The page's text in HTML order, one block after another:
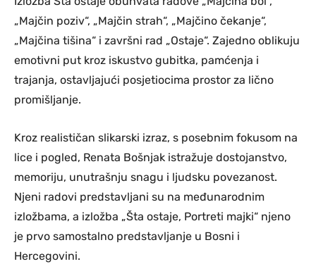
„Majčin poziv“, „Majčin strah“, „Majčino čekanje“,
„Majčina tišina“ i završni rad „Ostaje“. Zajedno oblikuju
emotivni put kroz iskustvo gubitka, pamćenja i
trajanja, ostavljajući posjetiocima prostor za lično
promišljanje.
Kroz realističan slikarski izraz, s posebnim fokusom na
lice i pogled, Renata Bošnjak istražuje dostojanstvo,
memoriju, unutrašnju snagu i ljudsku povezanost.
Njeni radovi predstavljani su na međunarodnim
izložbama, a izložba „Šta ostaje, Portreti majki“ njeno
je prvo samostalno predstavljanje u Bosni i
Hercegovini.